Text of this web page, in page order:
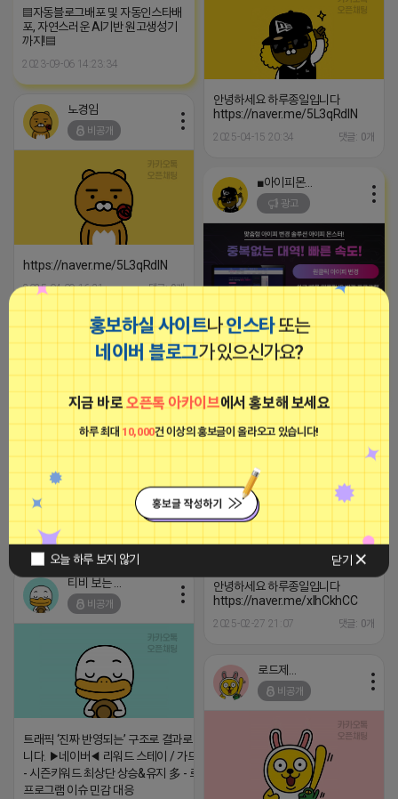
홍보하실 사이트나인스타또는
네이버 블로그가 있으신가요?
지금 바로오픈톡 아카이브에서 홍보해 보세요
하루 최대10,000건 이상의 홍보글이 올라오고 있습니다!
오늘 하루 보지 않기 닫기
▤자동블로그배포 및 자동인스타배
포, 자연스러운 AI기반 원고생성기
까지!▤
2023-09-06 14:23:34
안녕하세요 하루종일입니다
https://naver.me/5L3qRdlN
2025-04-15 20:34 댓글: 0개
노경임
비공개
https://naver.me/5L3qRdlN
2025-04-09 16:21 댓글: 0개
■아이피몬스터■
광고
[아이피몬스터] 전국 최저가 마케팅
용 KT아이피서비스!!
노경임
비공개
안녕하세요 하루종일입니다
https://naver.me/xIhCkhCC
2025-03-05 16:16 댓글: 0개
노경임
안녕하세요 하루종일입니다
https://naver.me/xIhCkhCC
2025-02-27 21:07 댓글: 0개
비공개
트래픽 ‘진짜 반영되는’ 구조로 결과로 보여드립
니다. ▶네이버◀ 리워드 스테이 / 가드 / 자몽 등
- 시즌키워드 최상단 상승&유지 多 - 로직변화,
프로그램 이슈 민감 대응
비공개